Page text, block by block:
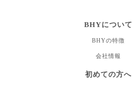
BHYについて
BHYの特徴
会社情報
初めての方へ